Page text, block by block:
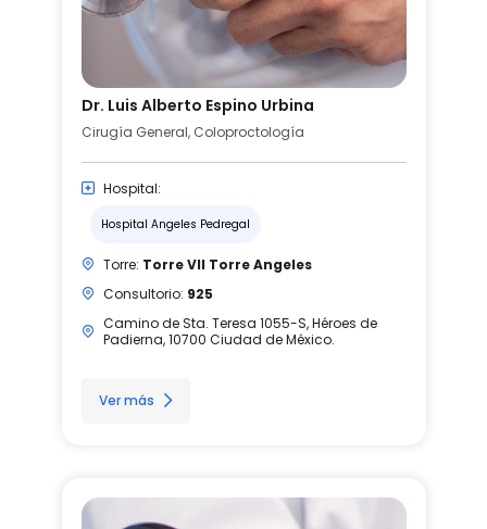
Dr. Luis Alberto Espino Urbina
Cirugía General, Coloproctología
Hospital:
Hospital Angeles Pedregal
Torre: Torre VII Torre Angeles
Consultorio: 925
Camino de Sta. Teresa 1055-S, Héroes de
Padierna, 10700 Ciudad de México.
Ver más